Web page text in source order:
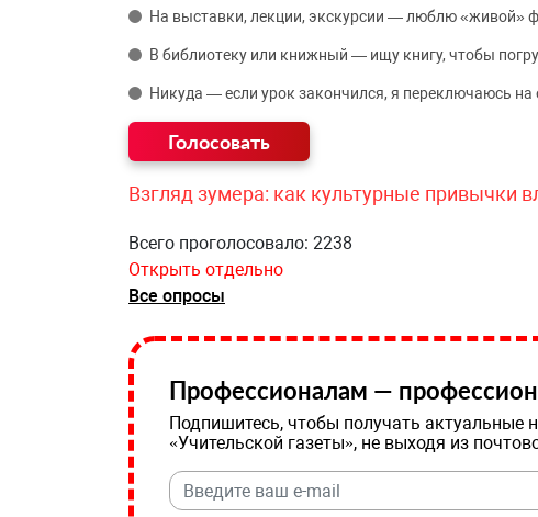
На выставки, лекции, экскурсии — люблю «живой»
В библиотеку или книжный — ищу книгу, чтобы
Никуда — если урок закончился, я переключаюсь на
Взгляд зумера: как культурные привычки
Всего проголосовало: 2238
Открыть отдельно
Все опросы
Профессионалам —
Подпишитесь, чтобы получать актуальные
«Учительской газеты», не выходя из